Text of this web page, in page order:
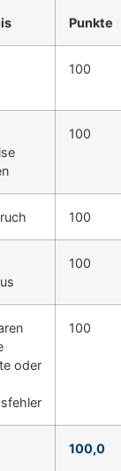
Punkte
100
100
100
100
oder
100
100,0